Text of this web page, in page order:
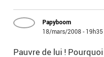
Papyboom
18/mars/2008 - 19h35
Pauvre de lui !